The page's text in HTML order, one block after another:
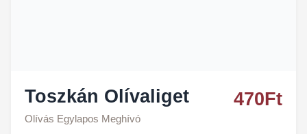
Toszkán Olívaliget
Olívás Egylapos Meghívó
470Ft